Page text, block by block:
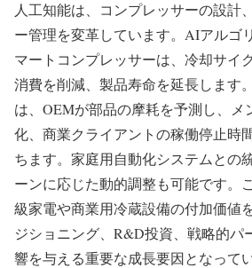
人工知能は、コンプレッサーの設計
ー管理を変革しています。AIアルゴ
マートコンプレッサーは、冷却サイ
消費を削減、製品寿命を延長します
は、OEMが部品の摩耗を予測し、メ
化、商業クライアントの稼働停止時
ちます。家庭用自動化システムとの
ーンに応じた動的調整も可能です。
級家電や商業用冷蔵設備の付加価値
ジショニング、R&D投資、戦略的パ
響を与える重要な成長要因となってい